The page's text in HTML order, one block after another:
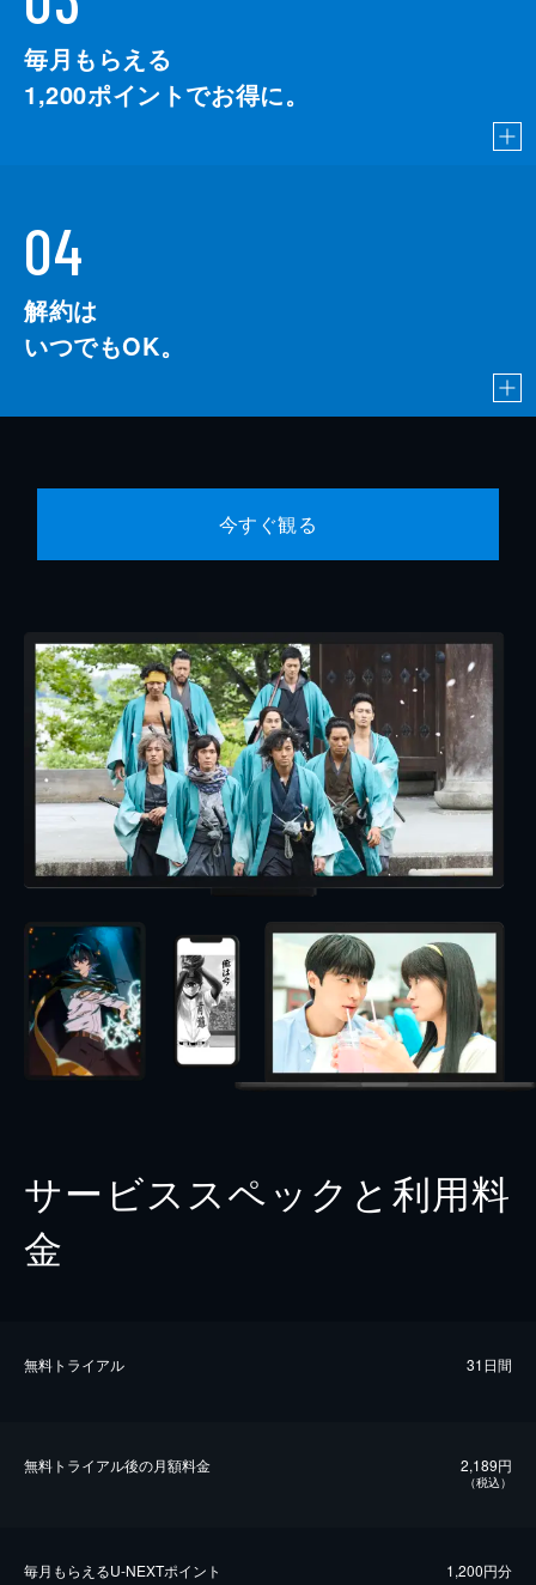
毎月もらえる
1,200ポイントでお得に。
04
解約は
いつでもOK。
今すぐ観る
サービススペックと利用料
金
無料トライアル 31日間
無料トライアル後の⽉額料金 2,189円
（税込）
毎⽉もらえるU-NEXTポイント 1,200円分